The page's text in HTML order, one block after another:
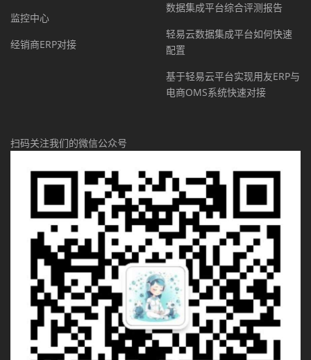
监控中心
经销商ERP对接
数据集成平台综合评测报告
轻易云数据集成平台如何快速
配置
基于轻易云平台实现用友ERP与
电商OMS系统快速对接
扫码关注我们的微信公众号